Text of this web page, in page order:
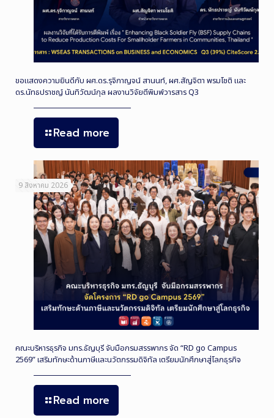
ขอแสดงความยินดีกับ ผศ.ดร.รุจิกาญจน์ สานนท์, ผศ.สัญจิตา พรมโชติ และ
ดร.นัทธปราชญ์ นันทิวัฒน์กุล ผลงานวิจัยตีพิมพ์วารสาร Q3
Read more
9 สิงหาคม 2026
คณะบริหารธุรกิจ มทร.ธัญบุรี จับมือกรมสรรพากร จัด “RD go Campus
2569” เสริมทักษะด้านภาษีและนวัตกรรมดิจิทัล เตรียมนักศึกษาสู่โลกธุรกิจ
Read more